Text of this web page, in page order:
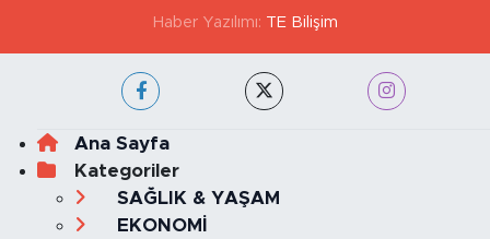
Haber Yazılımı: TE Bilişim
Ana Sayfa
Kategoriler
SAĞLIK & YAŞAM
EKONOMİ